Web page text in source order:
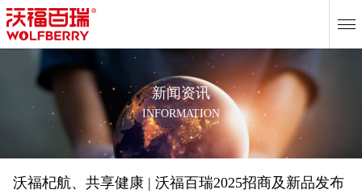
新闻资讯
INFORMATION
沃福杞航、共享健康 | 沃福百瑞2025招商及新品发布